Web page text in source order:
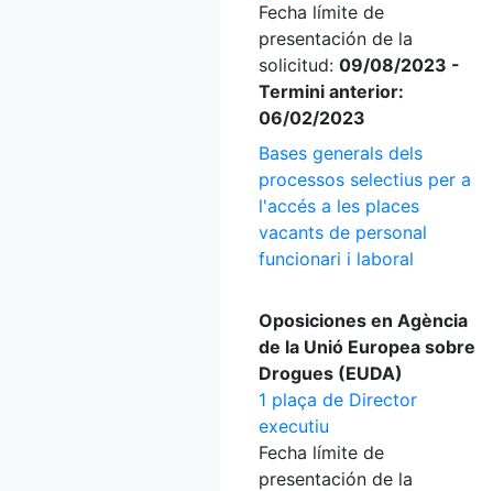
Fecha límite de
presentación de la
solicitud: 09/08/2023 -
Termini anterior:
06/02/2023
Bases generals dels
processos selectius per a
l'accés a les places
vacants de personal
funcionari i laboral
Oposiciones en Agència
de la Unió Europea sobre
Drogues (EUDA)
1 plaça de Director
executiu
Fecha límite de
presentación de la